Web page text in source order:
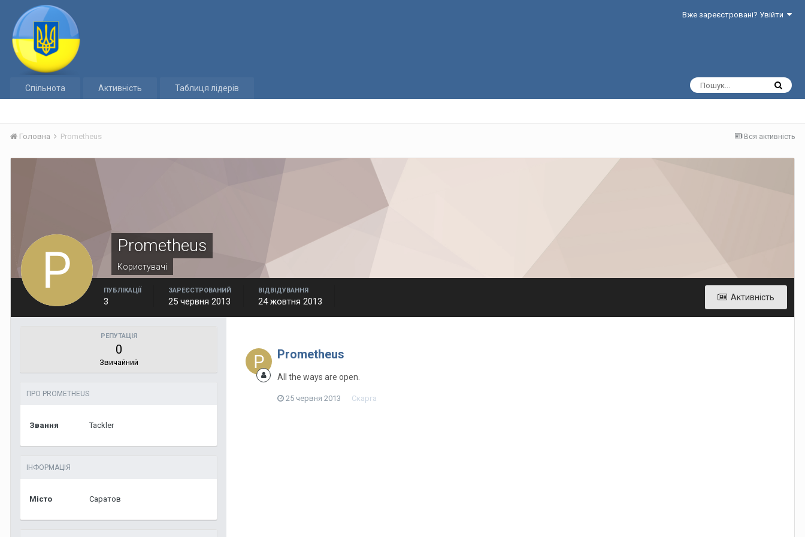
Вже зареєстровані? Увійти
Спільнота Активність Таблиця лідерів
Вся активність
Головна Prometheus
Prometheus
Користувачі
Активність
ПУБЛІКАЦІЇ
3
ЗАРЕЄСТРОВАНИЙ
25 червня 2013
ВІДВІДУВАННЯ
24 жовтня 2013
РЕПУТАЦІЯ
0
Звичайний
ПРО PROMETHEUS
Звання Tackler
ІНФОРМАЦІЯ
Місто Саратов
Prometheus
All the ways are open.
25 червня 2013 Скарга